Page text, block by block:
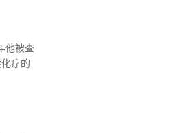
他被查
疗的